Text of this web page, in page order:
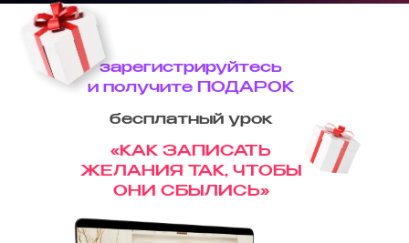
зарегистрируйтесь
и получите
ПОДАРОК
бесплатный урок
«КАК ЗАПИСАТЬ
ЖЕЛАНИЯ ТАК, ЧТОБЫ
ОНИ СБЫЛИСЬ»